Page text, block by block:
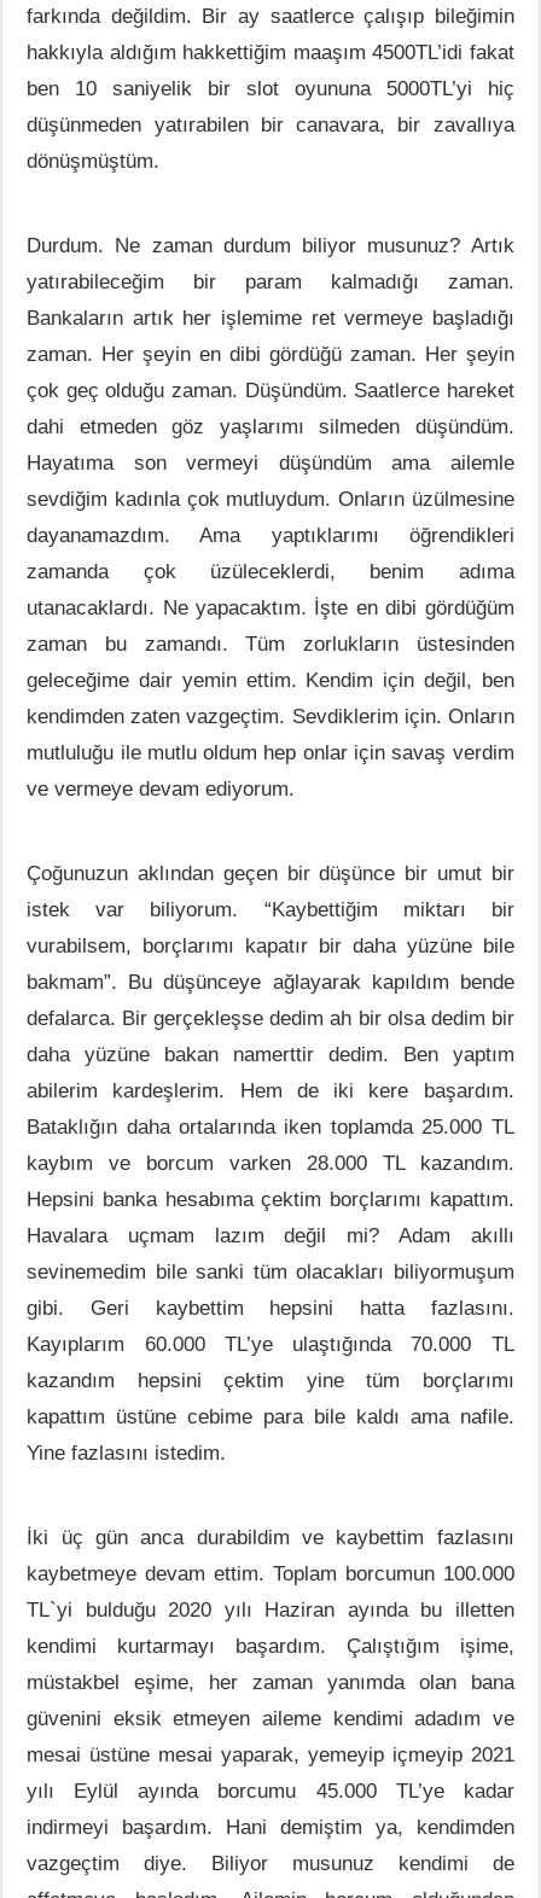
farkında değildim. Bir ay saatlerce çalışıp bileğimin
hakkıyla aldığım hakkettiğim maaşım 4500TL’idi fakat
ben 10 saniyelik bir slot oyununa 5000TL’yi hiç
düşünmeden yatırabilen bir canavara, bir zavallıya
dönüşmüştüm.
Durdum. Ne zaman durdum biliyor musunuz? Artık
yatırabileceğim bir param kalmadığı zaman.
Bankaların artık her işlemime ret vermeye başladığı
zaman. Her şeyin en dibi gördüğü zaman. Her şeyin
çok geç olduğu zaman. Düşündüm. Saatlerce hareket
dahi etmeden göz yaşlarımı silmeden düşündüm.
Hayatıma son vermeyi düşündüm ama ailemle
sevdiğim kadınla çok mutluydum. Onların üzülmesine
dayanamazdım. Ama yaptıklarımı öğrendikleri
zamanda çok üzüleceklerdi, benim adıma
utanacaklardı. Ne yapacaktım. İşte en dibi gördüğüm
zaman bu zamandı. Tüm zorlukların üstesinden
geleceğime dair yemin ettim. Kendim için değil, ben
kendimden zaten vazgeçtim. Sevdiklerim için. Onların
mutluluğu ile mutlu oldum hep onlar için savaş verdim
ve vermeye devam ediyorum.
Çoğunuzun aklından geçen bir düşünce bir umut bir
istek var biliyorum. “Kaybettiğim miktarı bir
vurabilsem, borçlarımı kapatır bir daha yüzüne bile
bakmam”. Bu düşünceye ağlayarak kapıldım bende
defalarca. Bir gerçekleşse dedim ah bir olsa dedim bir
daha yüzüne bakan namerttir dedim. Ben yaptım
abilerim kardeşlerim. Hem de iki kere başardım.
Bataklığın daha ortalarında iken toplamda 25.000 TL
kaybım ve borcum varken 28.000 TL kazandım.
Hepsini banka hesabıma çektim borçlarımı kapattım.
Havalara uçmam lazım değil mi? Adam akıllı
sevinemedim bile sanki tüm olacakları biliyormuşum
gibi. Geri kaybettim hepsini hatta fazlasını.
Kayıplarım 60.000 TL’ye ulaştığında 70.000 TL
kazandım hepsini çektim yine tüm borçlarımı
kapattım üstüne cebime para bile kaldı ama nafile.
Yine fazlasını istedim.
İki üç gün anca durabildim ve kaybettim fazlasını
kaybetmeye devam ettim. Toplam borcumun 100.000
TL`yi bulduğu 2020 yılı Haziran ayında bu illetten
kendimi kurtarmayı başardım. Çalıştığım işime,
müstakbel eşime, her zaman yanımda olan bana
güvenini eksik etmeyen aileme kendimi adadım ve
mesai üstüne mesai yaparak, yemeyip içmeyip 2021
yılı Eylül ayında borcumu 45.000 TL’ye kadar
indirmeyi başardım. Hani demiştim ya, kendimden
vazgeçtim diye. Biliyor musunuz kendimi de